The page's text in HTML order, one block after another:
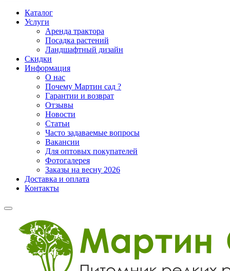
Каталог
Услуги
Аренда трактора
Посадка растений
Ландшафтный дизайн
Скидки
Информация
О нас
Почему Мартин сад ?
Гарантии и возврат
Отзывы
Новости
Статьи
Часто задаваемые вопросы
Вакансии
Для оптовых покупателей
Фотогалерея
Заказы на весну 2026
Доставка и оплата
Контакты